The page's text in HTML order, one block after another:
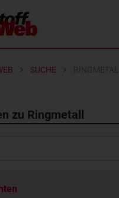
SUCHE
zu Ringmetall